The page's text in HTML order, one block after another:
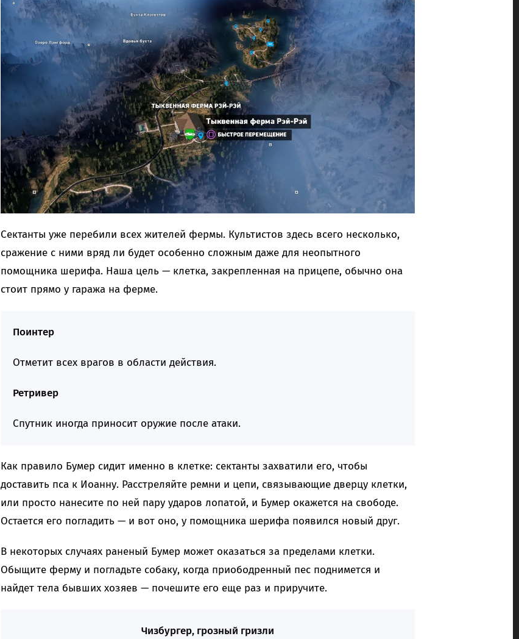
Сектанты уже перебили всех жителей фермы. Культистов здесь всего несколько,
сражение с ними вряд ли будет особенно сложным даже для неопытного
помощника шерифа. Наша цель — клетка, закрепленная на прицепе, обычно она
стоит прямо у гаража на ферме.
Поинтер
Отметит всех врагов в области действия.
Ретривер
Спутник иногда приносит оружие после атаки.
Как правило Бумер сидит именно в клетке: сектанты захватили его, чтобы
доставить пса к Иоанну. Расстреляйте ремни и цепи, связывающие дверцу клетки,
или просто нанесите по ней пару ударов лопатой, и Бумер окажется на свободе.
Остается его погладить — и вот оно, у помощника шерифа появился новый друг.
В некоторых случаях раненый Бумер может оказаться за пределами клетки.
Обыщите ферму и погладьте собаку, когда приободренный пес поднимется и
найдет тела бывших хозяев — почешите его еще раз и приручите.
Чизбургер, грозный гризли